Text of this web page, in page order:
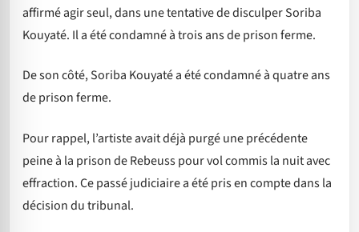
affirmé agir seul, dans une tentative de disculper Soriba
Kouyaté. Il a été condamné à trois ans de prison ferme.
De son côté, Soriba Kouyaté a été condamné à quatre ans
de prison ferme.
Pour rappel, l’artiste avait déjà purgé une précédente
peine à la prison de Rebeuss pour vol commis la nuit avec
effraction. Ce passé judiciaire a été pris en compte dans la
décision du tribunal.